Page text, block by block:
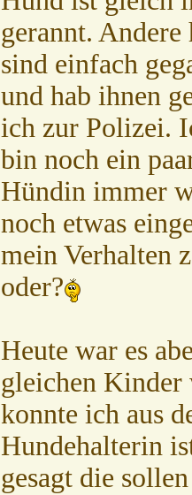
gerannt.
sind einfach
und hab ihnen
ich zur Polizei.
bin noch ein
Hündin immer
noch etwas
mein Verhalten
oder?
Heute war es
gleichen
konnte ich aus
Hundehalterin
gesagt die